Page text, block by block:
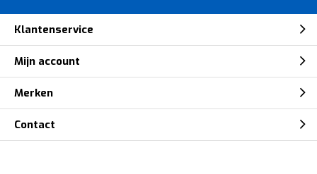
Klantenservice
Mijn account
Merken
Contact